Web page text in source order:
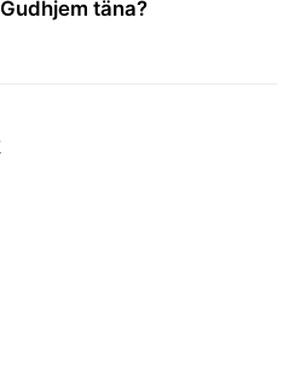
täna?